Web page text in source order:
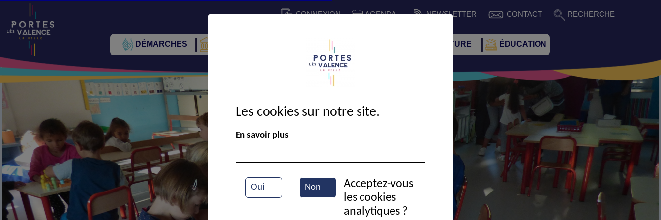
CONNEXION AGENDA NEWSLETTER CONTACT RECHERCHE
DÉMARCHES CADRE DE VIE SPORT ET CULTURE ÉDUCATION
Classe de l'école Pasteur
Les cookies sur notre site.
En savoir plus
Oui Non
Acceptez-vous
les cookies
analytiques ?